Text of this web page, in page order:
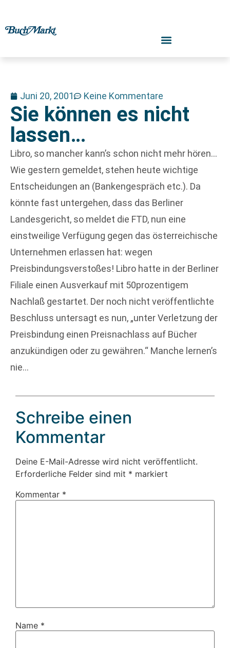
Juni 20, 2001 Keine Kommentare
Sie können es nicht
lassen…
Libro, so mancher kann’s schon nicht mehr hören…
Wie gestern gemeldet, stehen heute wichtige
Entscheidungen an (Bankengespräch etc.). Da
könnte fast untergehen, dass das Berliner
Landesgericht, so meldet die FTD, nun eine
einstweilige Verfügung gegen das österreichische
Unternehmen erlassen hat: wegen
Preisbindungsverstoßes! Libro hatte in der Berliner
Filiale einen Ausverkauf mit 50prozentigem
Nachlaß gestartet. Der noch nicht veröffentlichte
Beschluss untersagt es nun, „unter Verletzung der
Preisbindung einen Preisnachlass auf Bücher
anzukündigen oder zu gewähren.“ Manche lernen’s
nie…
Schreibe einen
Kommentar
Deine E-Mail-Adresse wird nicht veröffentlicht.
Erforderliche Felder sind mit * markiert
Kommentar *
Name *